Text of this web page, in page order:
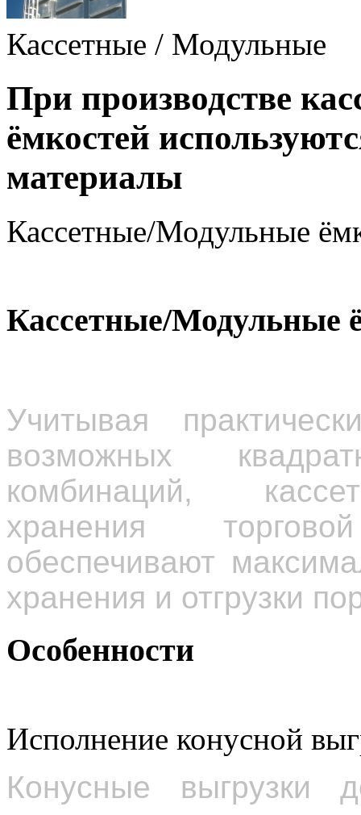
Кассетные / Модульные
При производстве
ёмкостей
материалы
Кассетные/Модульные
Кассетные/Модульные
Учитывая
возможных
комбинаций,
хранения
обеспечивают
хранения и отгрузки
Особенности
Исполнение конусной
Конусные выгрузки